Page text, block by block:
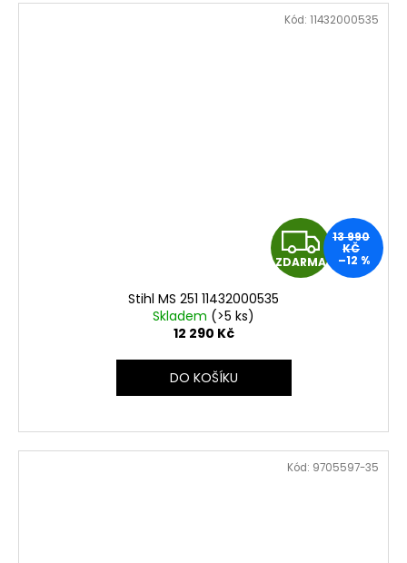
Z
D
A
ZDARMA
13 990
KČ
–12 %
Stihl MS 251 11432000535
Skladem (>5 ks)
12 290 Kč
DO KOŠÍKU
Kód: 11432000535
Kód: 9705597-35